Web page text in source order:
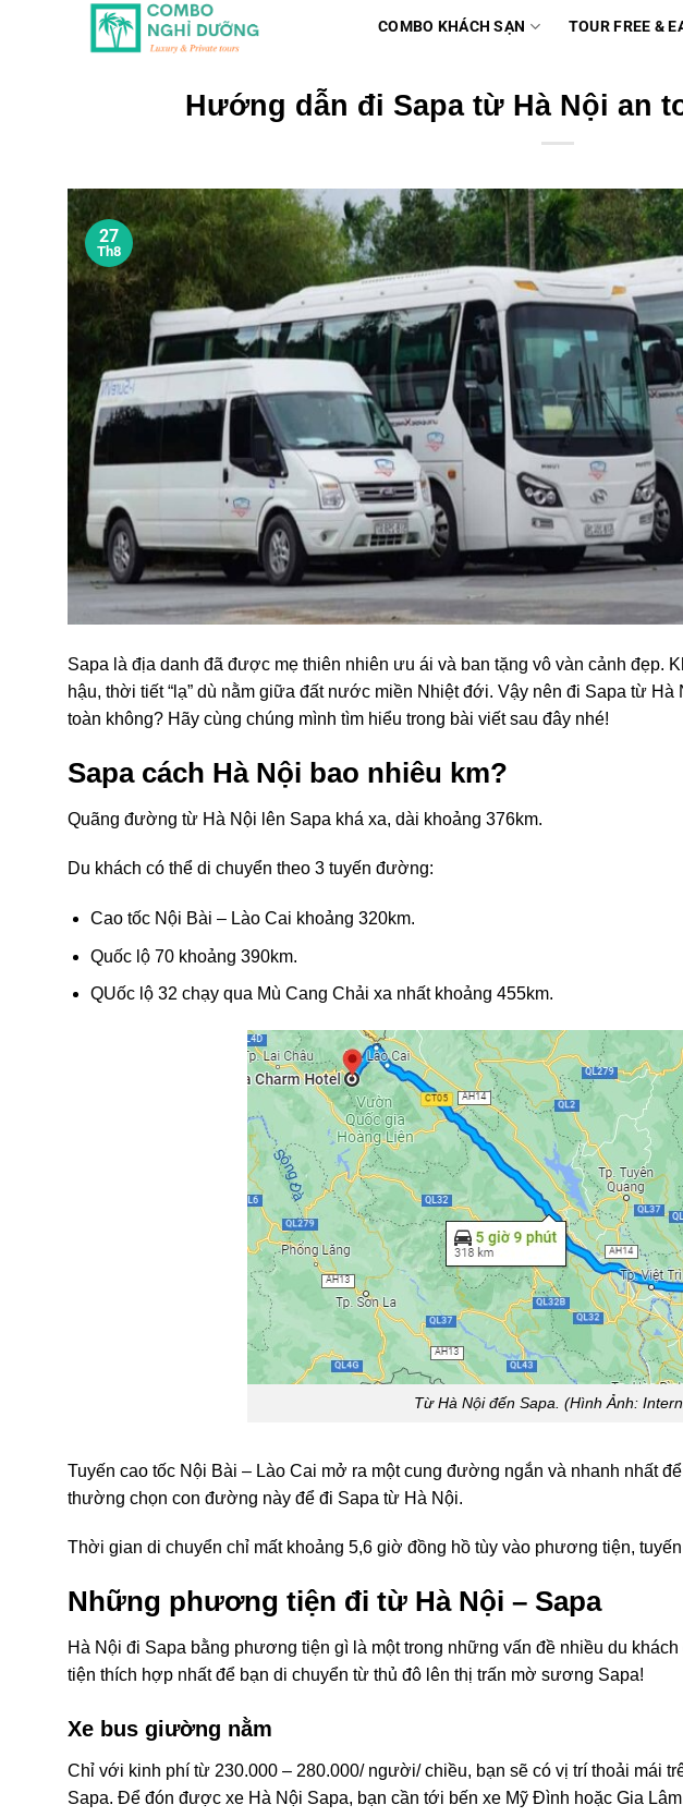
COMBO KHÁCH SẠN TOUR FREE &
Hướng dẫn đi Sapa từ Hà Nội an
27
Th8
Sapa là địa danh đã được mẹ thiên nhiên ưu ái và ban tặng vô vàn cảnh đẹp.
hậu, thời tiết “lạ” dù nằm giữa đất nước miền Nhiệt đới. Vậy nên đi Sapa từ
toàn không? Hãy cùng chúng mình tìm hiểu trong bài viết sau đây nhé!
Sapa cách Hà Nội bao nhiêu km?
Quãng đường từ Hà Nội lên Sapa khá xa, dài khoảng 376km.
Du khách có thể di chuyển theo 3 tuyến đường:
Cao tốc Nội Bài – Lào Cai khoảng 320km.
Quốc lộ 70 khoảng 390km.
QUốc lộ 32 chạy qua Mù Cang Chải xa nhất khoảng 455km.
Từ Hà Nội đến Sapa. (Hình Ảnh:
Tuyến cao tốc Nội Bài – Lào Cai mở ra một cung đường ngắn và nhanh nhất
thường chọn con đường này để đi Sapa từ Hà Nội.
Thời gian di chuyển chỉ mất khoảng 5,6 giờ đồng hồ tùy vào phương tiện,
Những phương tiện đi từ Hà Nội – Sapa
Hà Nội đi Sapa bằng phương tiện gì là một trong những vấn đề nhiều du
tiện thích hợp nhất để bạn di chuyển từ thủ đô lên thị trấn mờ sương Sapa!
Xe bus giường nằm
Chỉ với kinh phí từ 230.000 – 280.000/ người/ chiều, bạn sẽ có vị trí thoải mái
Sapa. Để đón được xe Hà Nội Sapa, bạn cần tới bến xe Mỹ Đình hoặc Gia